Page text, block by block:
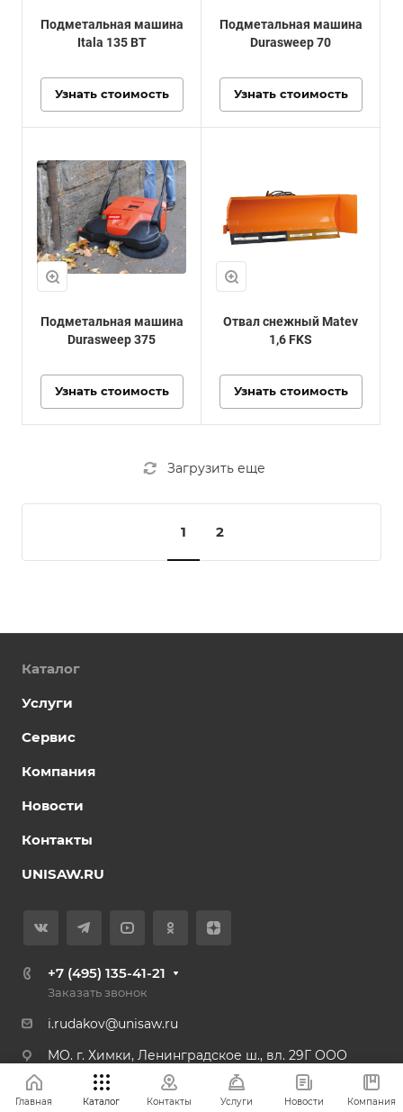
Подметальная машина
Itala 135 BT
Узнать стоимость
Подметальная машина
Durasweep 70
Узнать стоимость
Подметальная машина
Durasweep 375
Узнать стоимость
Отвал снежный Matev
1,6 FKS
Узнать стоимость
Загрузить еще
1 2
Каталог
Услуги
Сервис
Компания
Новости
Контакты
UNISAW.RU
+7 (495) 135-41-21
Заказать звонок
i.rudakov@unisaw.ru
MO. г. Химки, Ленинградское ш., вл. 29Г ООО
"КАЙМАН РУС"
Главная Каталог Контакты Услуги Новости Компания